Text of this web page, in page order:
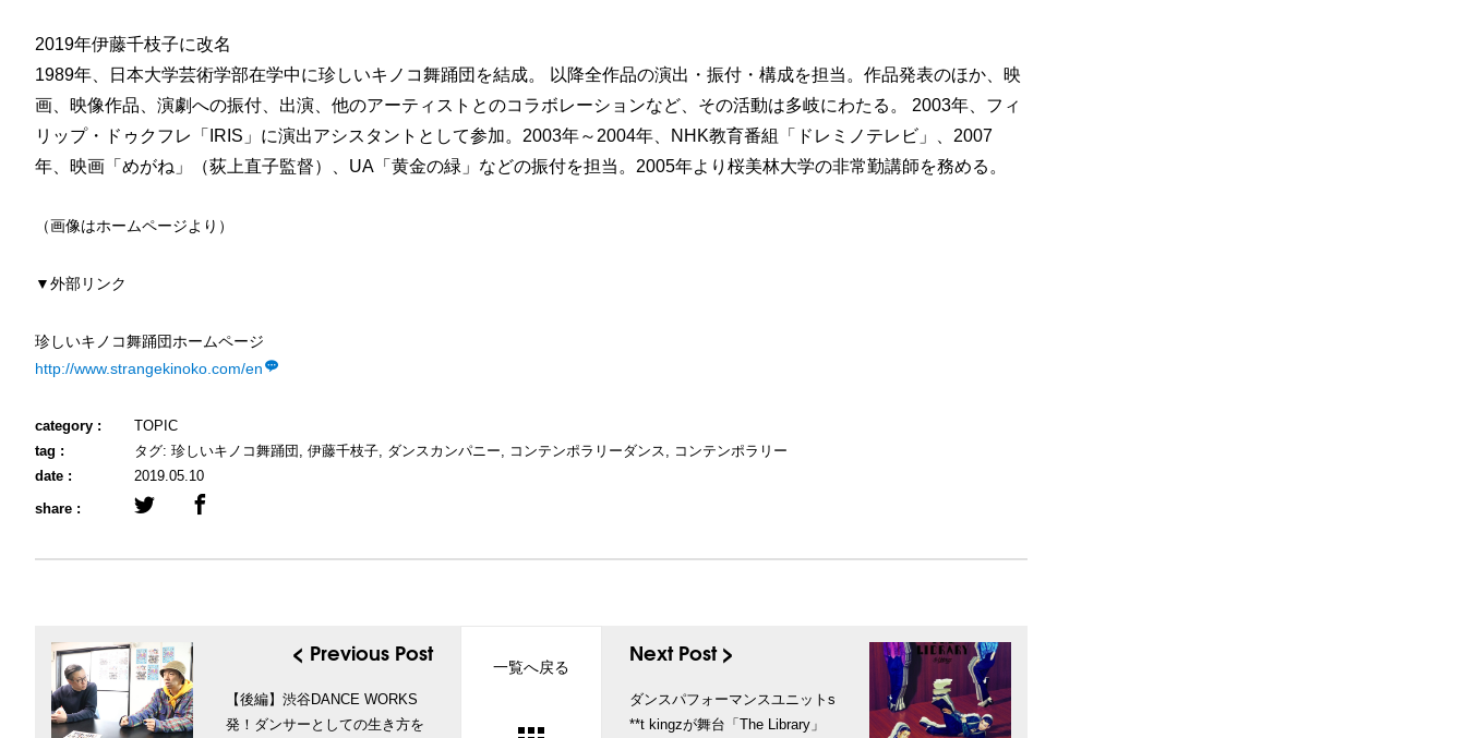
2019年伊藤千枝子に改名
1989年、日本大学芸術学部在学中に珍しいキノコ舞踊団を結成。 以降全作品の演出・振付・構成を担当。作品発表のほか、映
画、映像作品、演劇への振付、出演、他のアーティストとのコラボレーションなど、その活動は多岐にわたる。 2003年、フィ
リップ・ドゥクフレ「IRIS」に演出アシスタントとして参加。2003年～2004年、NHK教育番組「ドレミノテレビ」、2007
年、映画「めがね」（荻上直子監督）、UA「黄金の緑」などの振付を担当。2005年より桜美林大学の非常勤講師を務める。
（画像はホームページより）
▼外部リンク
珍しいキノコ舞踊団ホームページ
http://www.strangekinoko.com/en
category :
TOPIC
tag :
タグ: 珍しいキノコ舞踊団 伊藤千枝子 ダンスカンパニー コンテンポラリーダンス
コンテンポラリー
date :
2019.05.10
share :
< Previous Post
【後編】渋谷DANCE WORKS
発！ダンサーとしての生き方を
一覧へ戻る Next Post >
ダンスパフォーマンスユニットs
**t kingzが舞台「The Library」